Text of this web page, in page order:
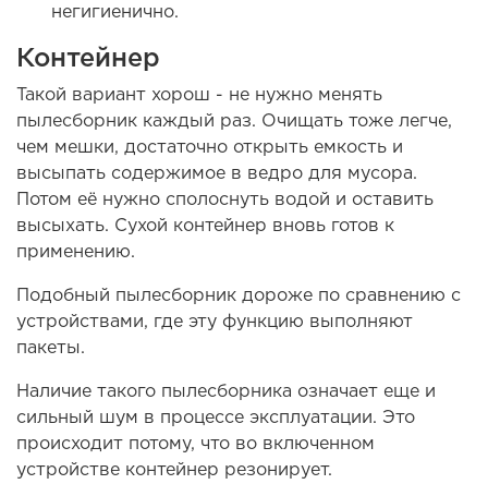
негигиенично.
Контейнер
Такой вариант хорош - не нужно менять
пылесборник каждый раз. Очищать тоже легче,
чем мешки, достаточно открыть емкость и
высыпать содержимое в ведро для мусора.
Потом её нужно сполоснуть водой и оставить
высыхать. Сухой контейнер вновь готов к
применению.
Подобный пылесборник дороже по сравнению с
устройствами, где эту функцию выполняют
пакеты.
Наличие такого пылесборника означает еще и
сильный шум в процессе эксплуатации. Это
происходит потому, что во включенном
устройстве контейнер резонирует.